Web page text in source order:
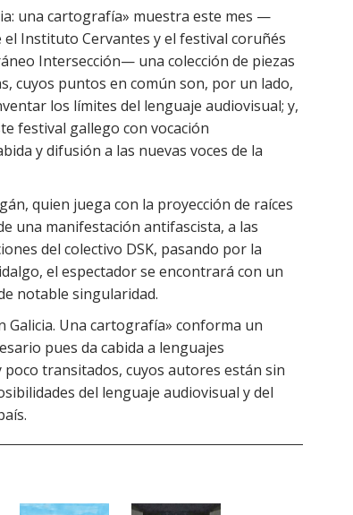
una cartografía» muestra este mes —
Instituto Cervantes y el festival coruñés
Intersección— una colección de piezas
cuyos puntos en común son, por un lado,
los límites del lenguaje audiovisual; y,
festival gallego con vocación
y difusión a las nuevas voces de la
quien juega con la proyección de raíces
una manifestación antifascista, a las
del colectivo DSK, pasando por la
el espectador se encontrará con un
notable singularidad.
Galicia. Una cartografía» conforma un
pues da cabida a lenguajes
transitados, cuyos autores están sin
del lenguaje audiovisual y del